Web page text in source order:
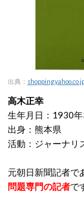
出典：
高木正幸
生年月日：1930
出身：熊本県
活動：ジャーナリ
元朝日新聞記者で
問題専門の記者で